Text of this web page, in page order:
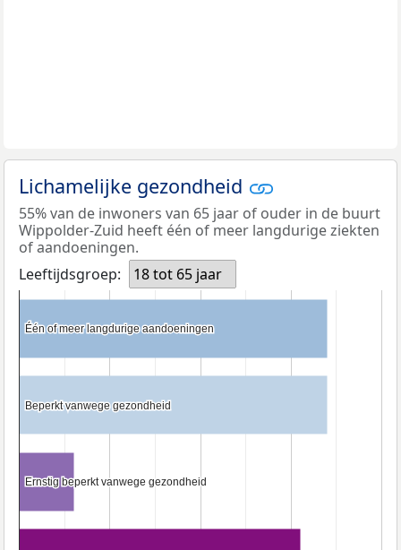
Lichamelijke gezondheid
55% van de inwoners van 65 jaar of ouder in de buurt
Wippolder-Zuid heeft één of meer langdurige ziekten
of aandoeningen.
Leeftijdsgroep:
18 tot 65 jaar
Één of meer langdurige aandoeningen
Één of meer langdurige aandoeningen
Beperkt vanwege gezondheid
Beperkt vanwege gezondheid
Ernstig beperkt vanwege gezondheid
Ernstig beperkt vanwege gezondheid